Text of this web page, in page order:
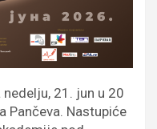
21. jun u 20
Pančeva. Nastupiće